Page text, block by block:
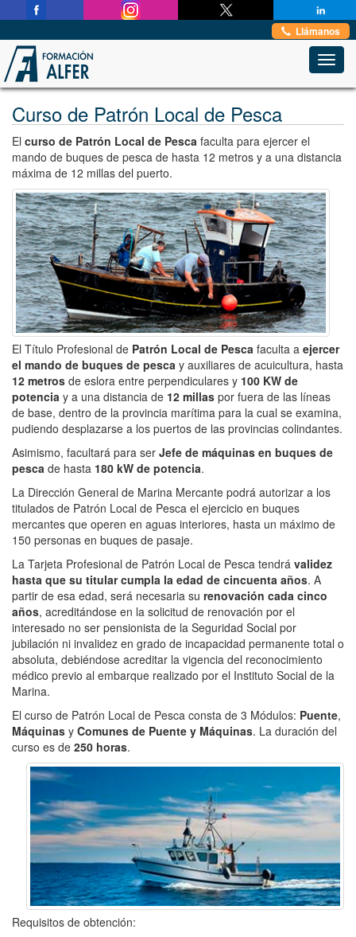
Llámanos
Curso de Patrón Local de Pesca
El curso de Patrón Local de Pesca faculta para ejercer el
mando de buques de pesca de hasta 12 metros y a una distancia
máxima de 12 millas del puerto.
El Título Profesional de Patrón Local de Pesca faculta a ejercer
el mando de buques de pesca y auxiliares de acuicultura, hasta
12 metros de eslora entre perpendiculares y 100 KW de
potencia y a una distancia de 12 millas por fuera de las líneas
de base, dentro de la provincia marítima para la cual se examina,
pudiendo desplazarse a los puertos de las provincias colindantes.
Asimismo, facultará para ser Jefe de máquinas en buques de
pesca de hasta 180 kW de potencia.
La Dirección General de Marina Mercante podrá autorizar a los
titulados de Patrón Local de Pesca el ejercicio en buques
mercantes que operen en aguas interiores, hasta un máximo de
150 personas en buques de pasaje.
La Tarjeta Profesional de Patrón Local de Pesca tendrá validez
hasta que su titular cumpla la edad de cincuenta años. A
partir de esa edad, será necesaria su renovación cada cinco
años, acreditándose en la solicitud de renovación por el
interesado no ser pensionista de la Seguridad Social por
jubilación ni invalidez en grado de incapacidad permanente total o
absoluta, debiéndose acreditar la vigencia del reconocimiento
médico previo al embarque realizado por el Instituto Social de la
Marina.
El curso de Patrón Local de Pesca consta de 3 Módulos: Puente,
Máquinas y Comunes de Puente y Máquinas. La duración del
curso es de 250 horas.
Requisitos de obtención:
Formación Marítima Profesional→